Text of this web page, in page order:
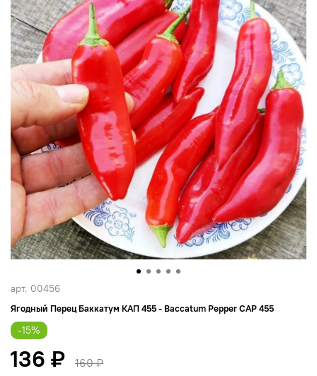
арт. 00456
Ягодный Перец Баккатум КАП 455 - Baccatum Pepper CAP 455
-15%
136 ₽
160 ₽